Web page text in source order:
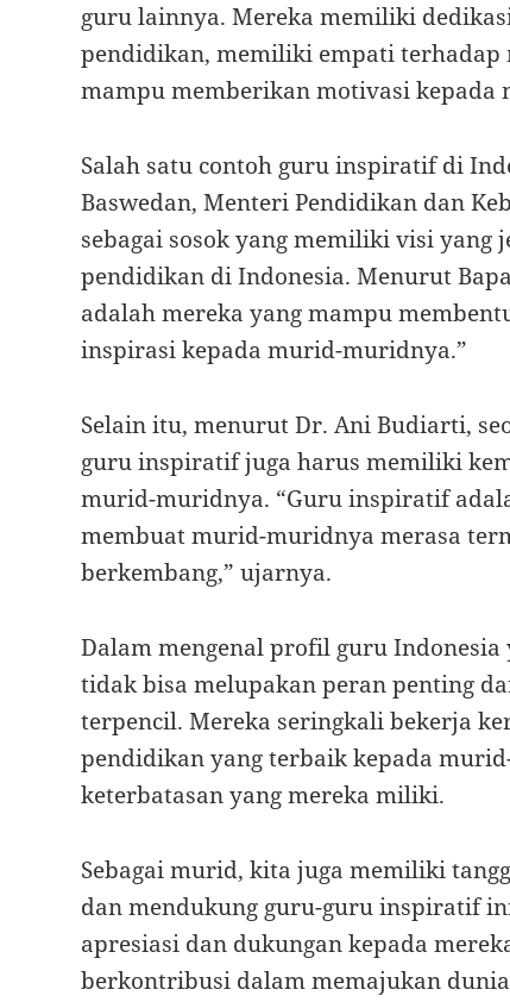
guru lainnya. Mereka memiliki
pendidikan, memiliki empati
mampu memberikan motivasi kepada
Salah satu contoh guru inspiratif di
Baswedan, Menteri Pendidikan dan
sebagai sosok yang memiliki visi yang
pendidikan di Indonesia. Menurut
adalah mereka yang mampu
inspirasi kepada murid-muridnya.”
Selain itu, menurut Dr. Ani Budiarti,
guru inspiratif juga harus memiliki
murid-muridnya. “Guru inspiratif
membuat murid-muridnya merasa
berkembang,” ujarnya.
Dalam mengenal profil guru
tidak bisa melupakan peran penting
terpencil. Mereka seringkali bekerja
pendidikan yang terbaik kepada
keterbatasan yang mereka miliki.
Sebagai murid, kita juga memiliki
dan mendukung guru-guru inspiratif
apresiasi dan dukungan kepada
berkontribusi dalam memajukan